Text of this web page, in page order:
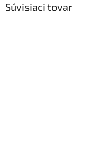
Súvisiaci tovar